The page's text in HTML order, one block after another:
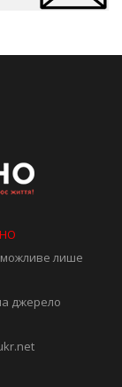
можливе лише
джерело